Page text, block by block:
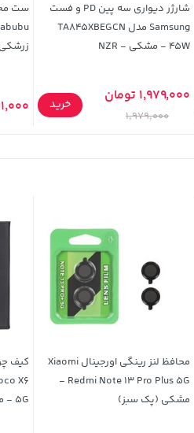
شارژر دیواری سه پین PD و فست
Samsung مدل TA845XBEGCN
45W - مشکی - NZR
1,979,000 تومان
1,979,000
خرید
ست
زرشکی
301,000
محافظ لنز رینگی اورجینال Xiaomi
Redmi Note 13 Pro Plus 5G -
مشکی (پک سبز)
X6
5G - مشکی